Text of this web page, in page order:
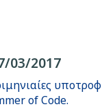
03/2017
of Code.